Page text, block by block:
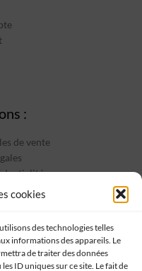
cookies
des technologies telles
informations des appareils. Le
de traiter des données
ID uniques sur ce site. Le fait de
:
de vente
: